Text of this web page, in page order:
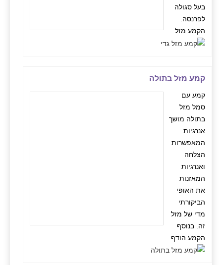
בעל סגולה
לפרנסה.
הקמע מזל
קמע מזל בתולה
קמע עם
סמל מזל
בתולה מושך
אנרגיות
המאפשרות
הצלחה
ואנרגיות
המאזנות
את האופי
הביקורתי
מדי של מזל
זה. בנוסף
הקמע הודף